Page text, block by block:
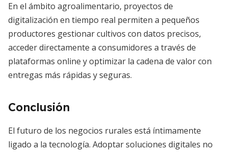
En el ámbito agroalimentario, proyectos de
digitalización en tiempo real permiten a pequeños
productores gestionar cultivos con datos precisos,
acceder directamente a consumidores a través de
plataformas online y optimizar la cadena de valor con
entregas más rápidas y seguras.
Conclusión
El futuro de los negocios rurales está íntimamente
ligado a la tecnología. Adoptar soluciones digitales no